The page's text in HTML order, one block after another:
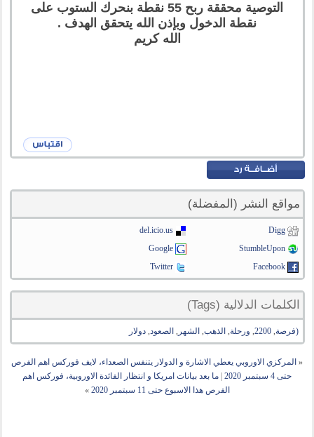
التوصية محققة ربح 55 نقطة بنحرك الستوب على
نقطة الدخول وبإذن الله يتحقق الهدف .
الله كريم
مواقع النشر (المفضلة)
Digg
del.icio.us
StumbleUpon
Google
Facebook
Twitter
الكلمات الدلالية (Tags)
(فرصة,
2200
, ورحلة, الذهب, الشهر , الصعود,دولار
« المركزي الاوروبي يعطي الاشارة و الدولار يتنفس الصعداء، لايف فوركس اهم الفرص
حتى 4 سبتمبر 2020
ما بعد بيانات امريكا و انتظار الفائدة الاوروبية، فوركس اهم
الفرص هذا الاسبوع حتى 11 سبتمبر 2020
»